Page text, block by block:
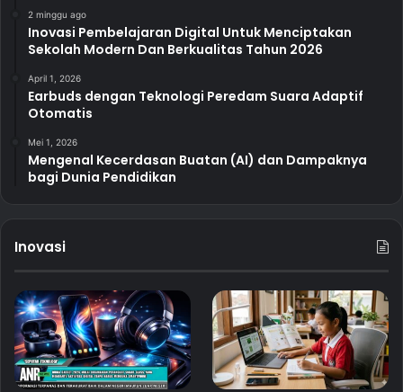
2 minggu ago
Inovasi Pembelajaran Digital Untuk Menciptakan
Sekolah Modern Dan Berkualitas Tahun 2026
April 1, 2026
Earbuds dengan Teknologi Peredam Suara Adaptif
Otomatis
Mei 1, 2026
Mengenal Kecerdasan Buatan (AI) dan Dampaknya
bagi Dunia Pendidikan
Inovasi